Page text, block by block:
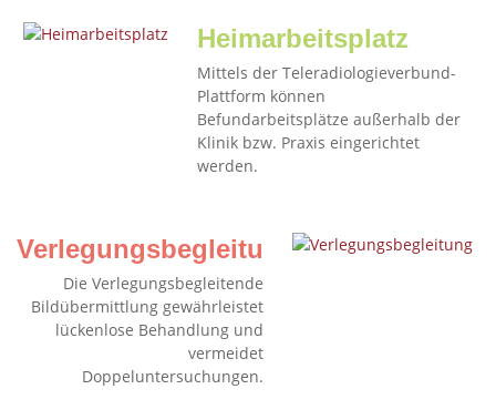
Heimarbeitsplatz
Mittels der Teleradiologieverbund-
Plattform können
Befundarbeitsplätze außerhalb der
Klinik bzw. Praxis eingerichtet
werden.
Verlegungsbegleitung
Die Verlegungsbegleitende
Bildübermittlung gewährleistet
lückenlose Behandlung und
vermeidet
Doppeluntersuchungen.